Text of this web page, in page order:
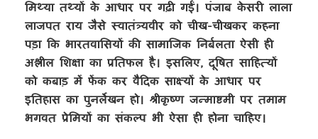
मिथ्या तथ्यों के आधार पर गढ़ी गईं। पंजाब केसरी लाला
लाजपत राय जैसे स्वातंत्र्यवीर को चीख-चीखकर कहना
पड़ा कि भारतवासियों की सामाजिक निर्बलता ऐसी ही
अश्लील शिक्षा का प्रतिफल है। इसलिए, दूषित साहित्यों
को कबाड़ में फेंक कर वैदिक साक्ष्यों के आधार पर
इतिहास का पुनर्लेखन हो। श्रीकृष्ण जन्माष्टमी पर तमाम
भगवत प्रेमियों का संकल्प भी ऐसा ही होना चाहिए।